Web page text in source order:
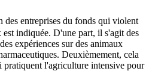
des entreprises du fonds qui violent
est indiquée. D'une part, il s'agit des
expériences sur des animaux
Deuxièmement, cela
pratiquent l'agriculture intensive pour